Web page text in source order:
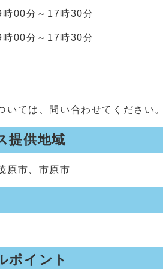
00分～17時30分
00分～17時30分
いては、問い合わせてください
提供地域
原市、市原市
ポイント